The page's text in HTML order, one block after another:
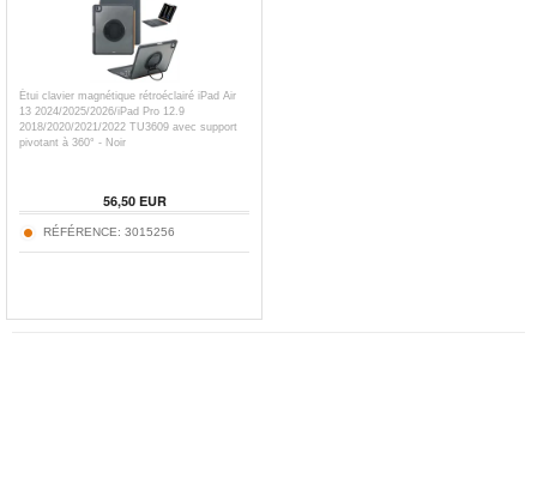
Étui clavier magnétique rétroéclairé iPad Air
13 2024/2025/2026/iPad Pro 12.9
2018/2020/2021/2022 TU3609 avec support
pivotant à 360° - Noir
56,50EUR
RÉFÉRENCE: 3015256